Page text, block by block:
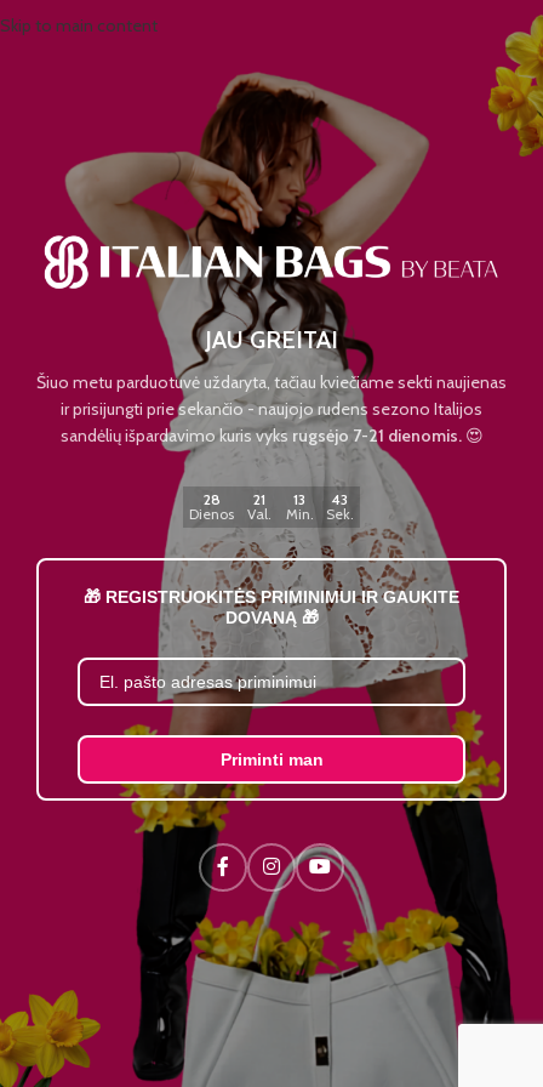
Skip to main content
JAU GREITAI
Šiuo metu parduotuvė uždaryta, tačiau kviečiame sekti naujienas
ir prisijungti prie sekančio - naujojo rudens sezono Italijos
sandėlių išpardavimo kuris vyks rugsėjo 7-21 dienomis.😍
28
Dienos
21
Val.
13
Min.
42
Sek.
🎁 REGISTRUOKITĖS PRIMINIMUI IR GAUKITE
DOVANĄ 🎁
Priminti man